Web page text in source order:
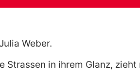
Weber.
in ihrem Glanz, zieht